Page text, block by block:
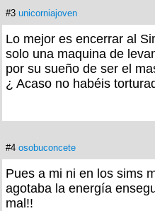
#3 unicorniajoven
Lo mejor es encerrar al
solo una maquina de
por su sueño de ser el
¿ Acaso no habéis
#4 osobuconcete
Pues a mi ni en los sims
agotaba la energía
mal!!